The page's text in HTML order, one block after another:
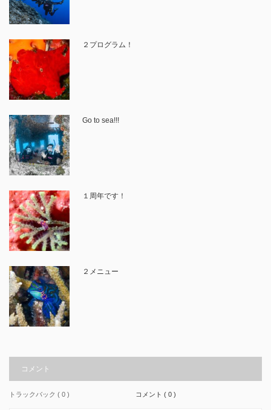
２プログラム！
Go to sea!!!
１周年です！
２メニュー
コメント
トラックバック ( 0 ) コメント ( 0 )